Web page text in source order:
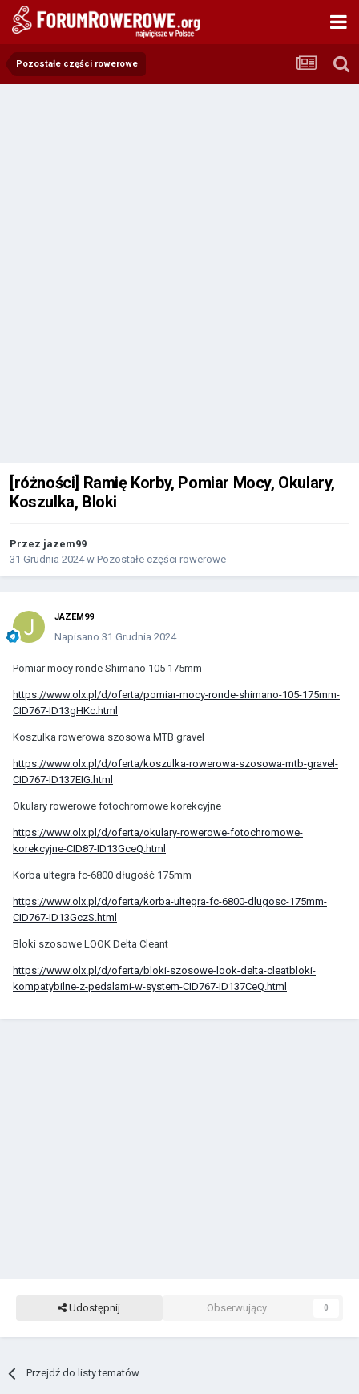
Pozostałe części rowerowe
[różności] Ramię Korby, Pomiar Mocy, Okulary,
Koszulka, Bloki
Przez jazem99
31 Grudnia 2024w Pozostałe części rowerowe
JAZEM99
Napisano 31 Grudnia 2024
Pomiar mocy ronde Shimano 105 175mm
https://www.olx.pl/d/oferta/pomiar-mocy-ronde-shimano-105-175mm-
CID767-ID13gHKc.html
Koszulka rowerowa szosowa MTB gravel
https://www.olx.pl/d/oferta/koszulka-rowerowa-szosowa-mtb-gravel-
CID767-ID137EIG.html
Okulary rowerowe fotochromowe korekcyjne
https://www.olx.pl/d/oferta/okulary-rowerowe-fotochromowe-
korekcyjne-CID87-ID13GceQ.html
Korba ultegra fc-6800 długość 175mm
https://www.olx.pl/d/oferta/korba-ultegra-fc-6800-dlugosc-175mm-
CID767-ID13GczS.html
Bloki szosowe LOOK Delta Cleant
https://www.olx.pl/d/oferta/bloki-szosowe-look-delta-cleatbloki-
kompatybilne-z-pedalami-w-system-CID767-ID137CeQ.html
Udostępnij Obserwujący 0
Przejdź do listy tematów